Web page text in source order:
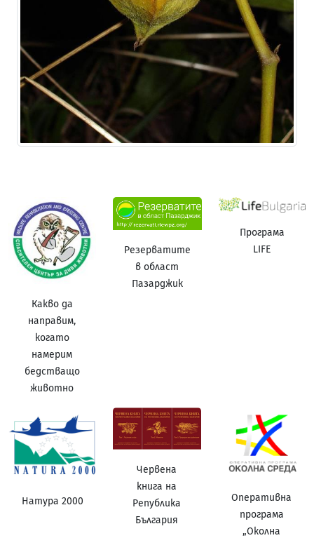
Какво да
направим,
когато
намерим
бедстващо
животно
Резерватите
в област
Пазарджик
Програма
LIFE
Натура 2000
Червена
книга на
Република
България
Оперативна
програма
„Околна